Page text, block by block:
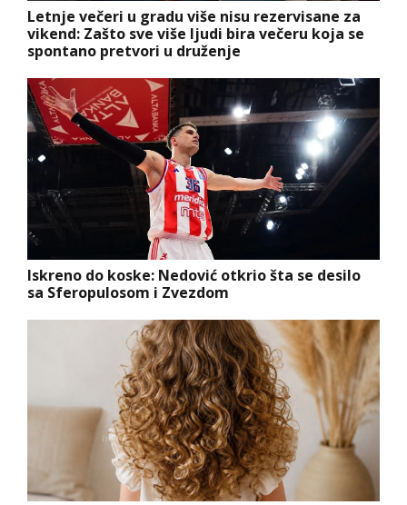
Letnje večeri u gradu više nisu rezervisane za
vikend: Zašto sve više ljudi bira večeru koja se
spontano pretvori u druženje
Iskreno do koske: Nedović otkrio šta se desilo
sa Sferopulosom i Zvezdom